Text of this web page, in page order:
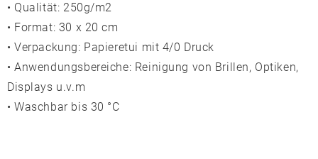
• Qualität: 250g/m2
• Format: 30 x 20 cm
• Verpackung: Papieretui mit 4/0 Druck
• Anwendungsbereiche: Reinigung von Brillen, Optiken,
Displays u.v.m
• Waschbar bis 30 °C